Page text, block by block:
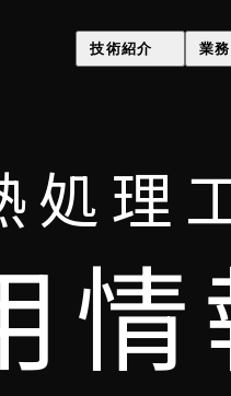
技術紹介
イオンプレーティング
ラスター処理
真空熱処理
ハイス鋼真空熱処理
業
全処理日程表
処理